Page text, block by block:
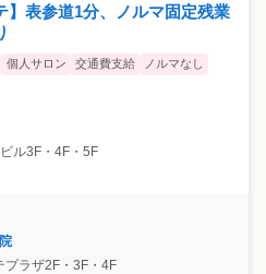
】表参道1分、ノルマ固定残業
個人サロン 交通費支給
ノルマなし
ル3F・4F・5F
プラザ2F・3F・4F